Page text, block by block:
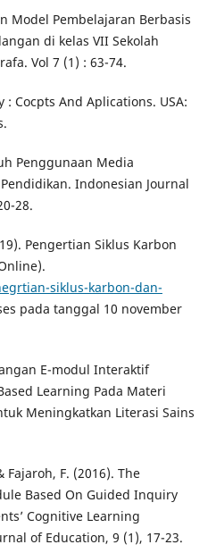
Model Pembelajaran Berbasis
di kelas VII Sekolah
Vol 7 (1) : 63-74.
: Cocpts And Aplications. USA:
Penggunaan Media
Indonesian Journal
28.
Pengertian Siklus Karbon
siklus-karbon-dan-
pada tanggal 10 november
E-modul Interaktif
Learning Pada Materi
Meningkatkan Literasi Sains
Fajaroh, F. (2016). The
Based On Guided Inquiry
Cognitive Learning
of Education, 9 (1), 17-23.